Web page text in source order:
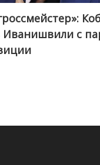
/ Georgian Dream
Иванишвили с